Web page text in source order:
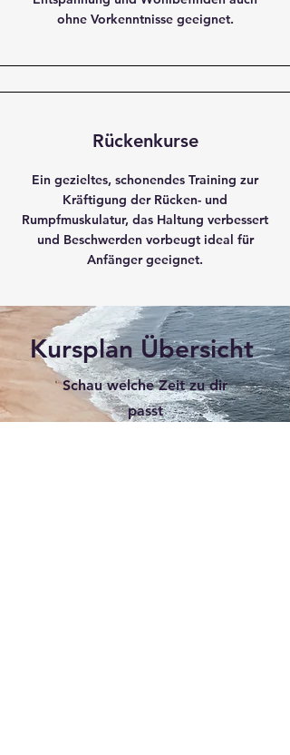
ohne Vorkenntnisse geeignet.
Rückenkurse
Ein gezieltes, schonendes Training zur
Kräftigung der Rücken- und
Rumpfmuskulatur, das Haltung verbessert
und Beschwerden vorbeugt ideal für
Anfänger geeignet.
Kursplan Übersicht
Schau welche Zeit zu dir
passt